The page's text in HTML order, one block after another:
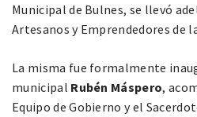
Municipal de Bulnes, se llevó
Artesanos y Emprendedores de
La misma fue formalmente
municipal Rubén Máspero,
Equipo de Gobierno y el